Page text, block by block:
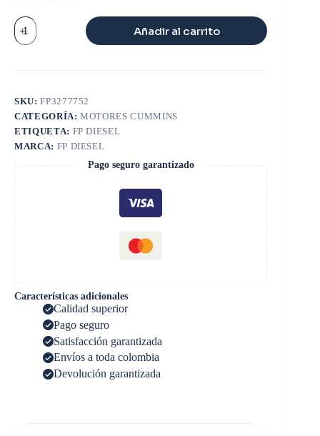
EMPAQUETADURA
SUPERIOR
V6
Añadir al carrito
SKU:FP3277752
CATEGORÍA:MOTORES CUMMINS
ETIQUETA: FP DIESEL
MARCA: FP DIESEL
Pago seguro garantizado
Características adicionales
Calidad superior
Pago seguro
Satisfacción garantizada
Envíos a toda colombia
Devolución garantizada